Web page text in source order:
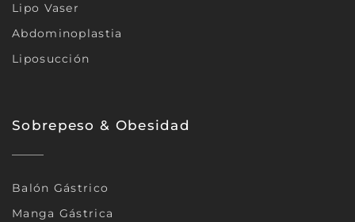
Lipo Vaser
Abdominoplastia
Liposucción
Sobrepeso & Obesidad
Balón Gástrico
Manga Gástrica